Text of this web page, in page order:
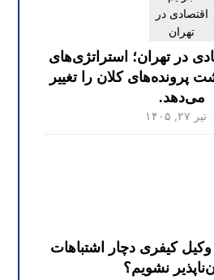
در تهران؛ استراتژی‌های
پرونده‌های کلان را تغییر
می‌دهد.
تیر ۲۷, ۱۴۰۵
کیفری دچار اشتباهات
نشویم؟